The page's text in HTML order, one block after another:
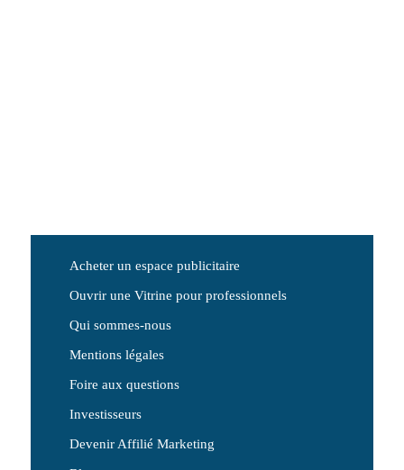
Acheter un espace publicitaire
Ouvrir une Vitrine pour professionnels
Qui sommes-nous
Mentions légales
Foire aux questions
Investisseurs
Devenir Affilié Marketing